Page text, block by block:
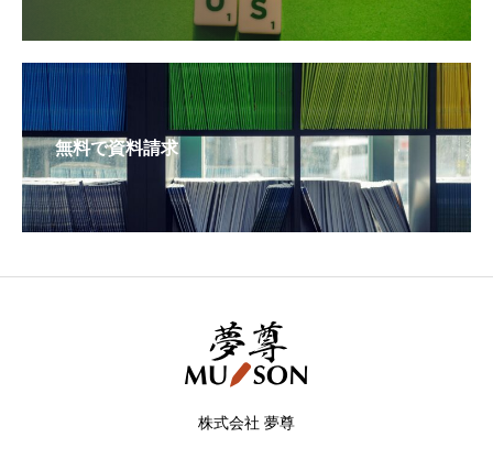
無料で資料請求
株式会社 夢尊